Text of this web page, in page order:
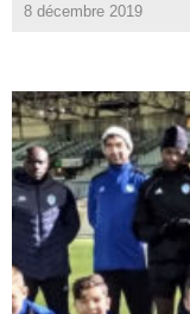
8 décembre 2019